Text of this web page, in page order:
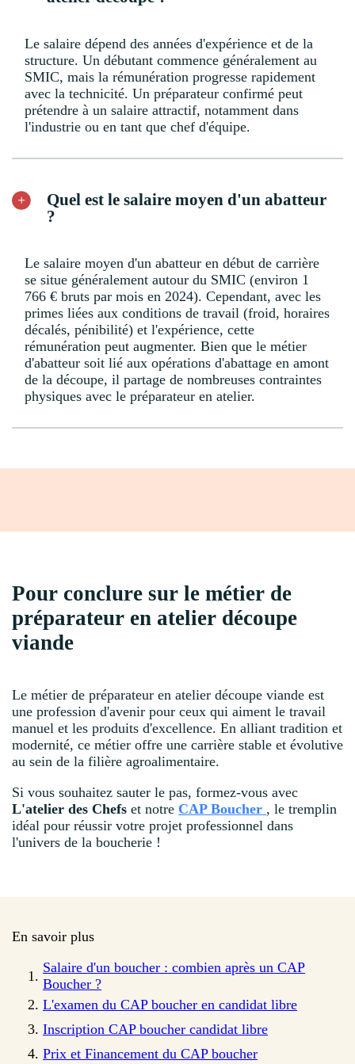
Le salaire dépend des années d'expérience et de la
structure. Un débutant commence généralement au
SMIC, mais la rémunération progresse rapidement
avec la technicité. Un préparateur confirmé peut
prétendre à un salaire attractif, notamment dans
l'industrie ou en tant que chef d'équipe.
Quel est le salaire moyen d'un abatteur
?
Le salaire moyen d'un abatteur en début de carrière
se situe généralement autour du SMIC (environ 1
766 € bruts par mois en 2024). Cependant, avec les
primes liées aux conditions de travail (froid, horaires
décalés, pénibilité) et l'expérience, cette
rémunération peut augmenter. Bien que le métier
d'abatteur soit lié aux opérations d'abattage en amont
de la découpe, il partage de nombreuses contraintes
physiques avec le préparateur en atelier.
Pour conclure sur le métier de
préparateur en atelier découpe
viande
Le métier de préparateur en atelier découpe viande est
une profession d'avenir pour ceux qui aiment le travail
manuel et les produits d'excellence. En alliant tradition et
modernité, ce métier offre une carrière stable et évolutive
au sein de la filière agroalimentaire.
Si vous souhaitez sauter le pas, formez-vous avec
L'atelier des Chefs et notre CAP Boucher , le tremplin
idéal pour réussir votre projet professionnel dans
l'univers de la boucherie !
En savoir plus
Salaire d'un boucher : combien après un CAP
Boucher ?
L'examen du CAP boucher en candidat libre
Inscription CAP boucher candidat libre
Prix et Financement du CAP boucher